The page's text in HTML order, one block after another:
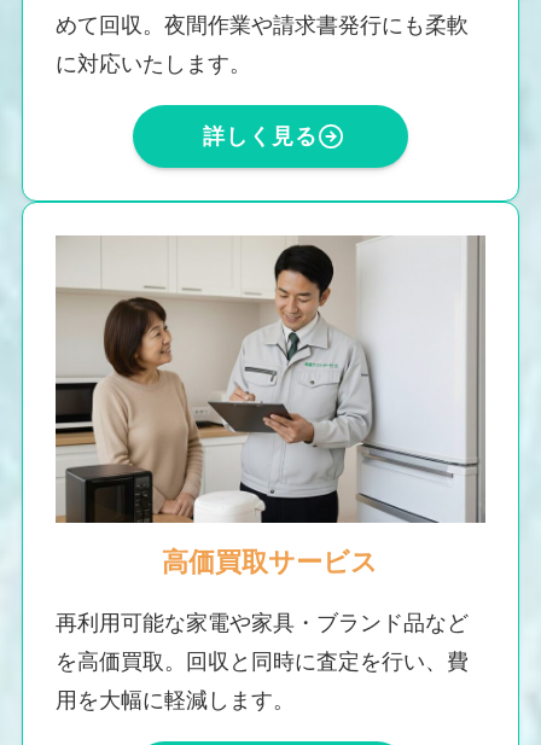
めて回収。夜間作業や請求書発行にも柔軟
に対応いたします。
詳しく見る
高価買取サービス
再利用可能な家電や家具・ブランド品など
を高価買取。回収と同時に査定を行い、費
用を大幅に軽減します。